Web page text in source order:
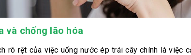
và chống lão hóa
rõ rệt của việc uống nước ép trái cây chính là việc